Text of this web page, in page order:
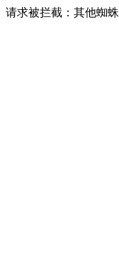
请求被拦截：其他蜘蛛